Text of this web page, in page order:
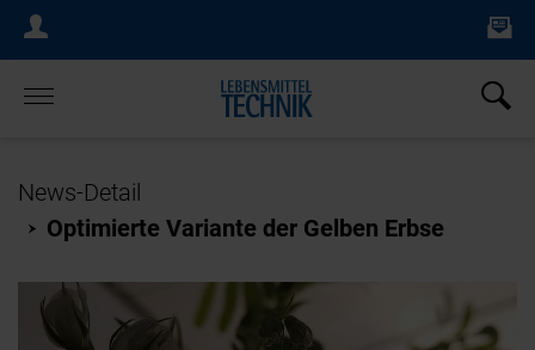
Login Menu
Home
News-Detail
Optimierte Variante der Gelben Erbse
×